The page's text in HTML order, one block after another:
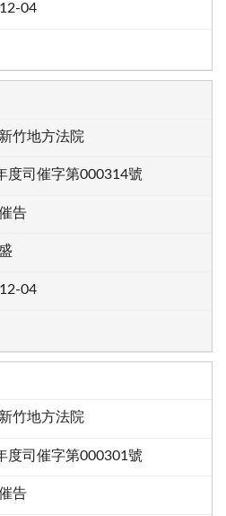
04
竹地方法院
度司催字第000314號
告
04
竹地方法院
度司催字第000301號
告